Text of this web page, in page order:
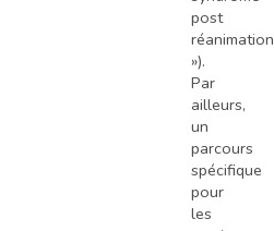
post
réanimation
»).
Par
ailleurs,
un
parcours
spécifique
pour
les